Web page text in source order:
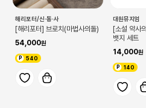
해리포터/신·동·사
[해리포터] 브로치(마법사의돌)
54,000
540
대원뮤지엄
[소설 약사
뱃지 세트
14,000
140